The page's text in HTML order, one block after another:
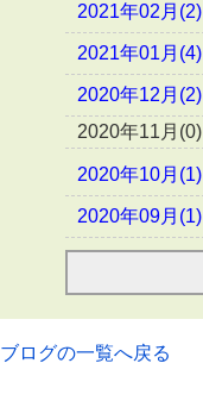
2021年02月(2)
2021年01月(4)
2020年12月(2)
2020年11月(0)
2020年10月(1)
2020年09月(1)
ブログの一覧へ戻る